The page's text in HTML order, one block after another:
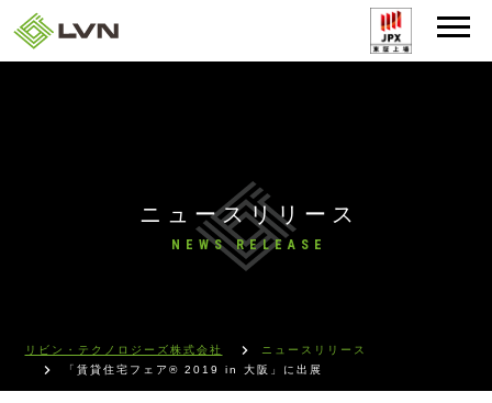
ニュースリリース
NEWS RELEASE
リビン・テクノロジーズ株式会社
ニュースリリース
「賃貸住宅フェア® 2019 in 大阪」に出展